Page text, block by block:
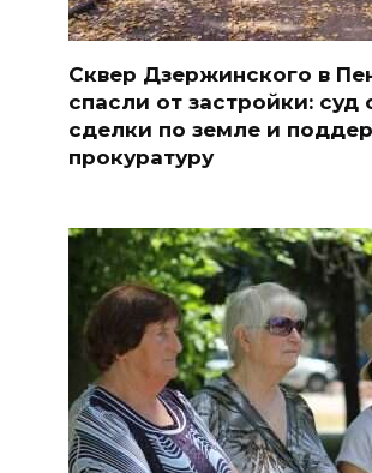
Сквер Дзержинского в
спасли от застройки: суд
сделки по земле и
прокуратуру